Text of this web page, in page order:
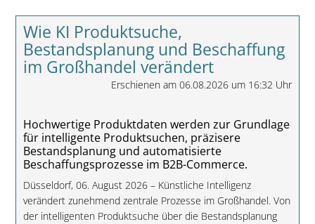
Wie KI Produktsuche,
Bestandsplanung und Beschaffung
im Großhandel verändert
Erschienen am 06.08.2026 um 16:32 Uhr
Hochwertige Produktdaten werden zur Grundlage
für intelligente Produktsuchen, präzisere
Bestandsplanung und automatisierte
Beschaffungsprozesse im B2B-Commerce.
Düsseldorf, 06. August 2026 – Künstliche Intelligenz
verändert zunehmend zentrale Prozesse im Großhandel. Von
der intelligenten Produktsuche über die Bestandsplanung